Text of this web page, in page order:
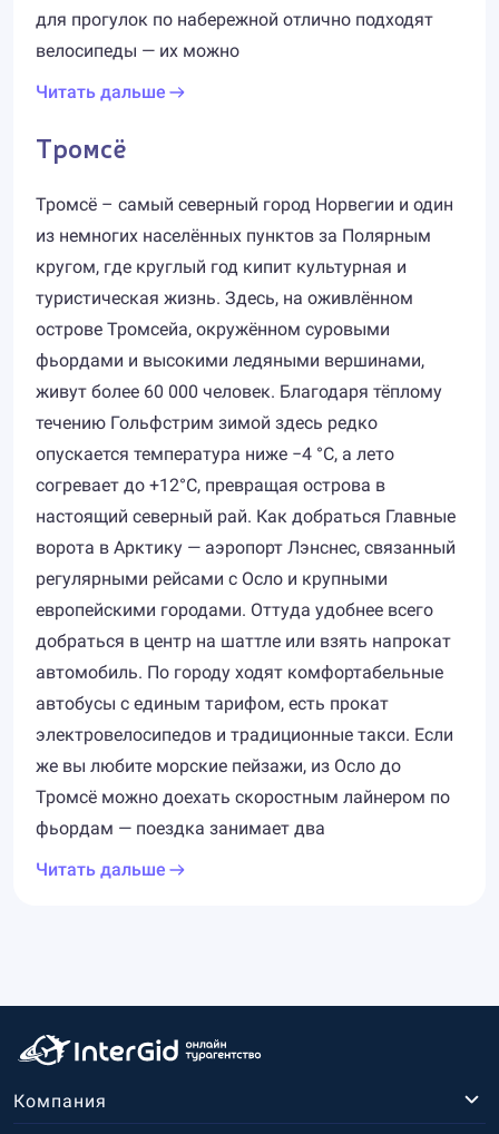
для прогулок по набережной отлично подходят
велосипеды — их можно
Читать дальше
Тромсё
Тромсё – самый северный город Норвегии и один
из немногих населённых пунктов за Полярным
кругом, где круглый год кипит культурная и
туристическая жизнь. Здесь, на оживлённом
острове Тромсейа, окружённом суровыми
фьордами и высокими ледяными вершинами,
живут более 60 000 человек. Благодаря тёплому
течению Гольфстрим зимой здесь редко
опускается температура ниже −4 °C, а лето
согревает до +12°C, превращая острова в
настоящий северный рай. Как добраться Главные
ворота в Арктику — аэропорт Лэнснес, связанный
регулярными рейсами с Осло и крупными
европейскими городами. Оттуда удобнее всего
добраться в центр на шаттле или взять напрокат
автомобиль. По городу ходят комфортабельные
автобусы с единым тарифом, есть прокат
электровелосипедов и традиционные такси. Если
же вы любите морские пейзажи, из Осло до
Тромсё можно доехать скоростным лайнером по
фьордам — поездка занимает два
Читать дальше
Компания